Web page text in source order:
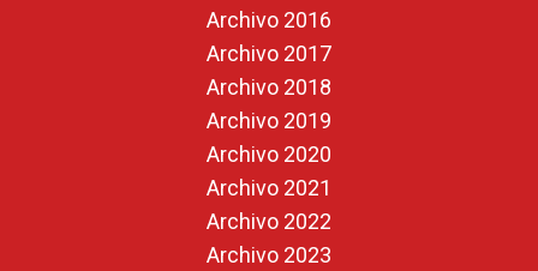
Archivo 2016
Archivo 2017
Archivo 2018
Archivo 2019
Archivo 2020
Archivo 2021
Archivo 2022
Archivo 2023